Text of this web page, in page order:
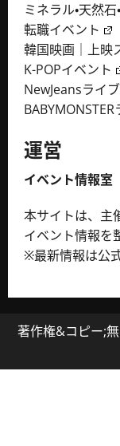
ミネラル・天然
転職イベント
韓国映画｜上映
K-POPイベント
NewJeansライブ
運営
イベント情報室
本サイトは、主
イベント情報を
※最新情報は公
著作権&コピー;